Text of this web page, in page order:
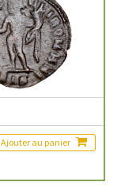
Ajouter au panier